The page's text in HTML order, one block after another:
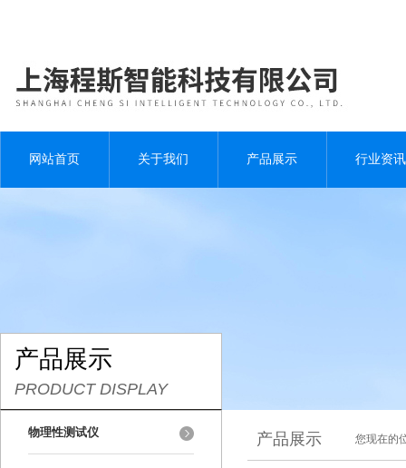
网站首页 关于我们 产品展示 行业资讯
产品展示
PRODUCT DISPLAY
物理性测试仪 产品展示 您现在的